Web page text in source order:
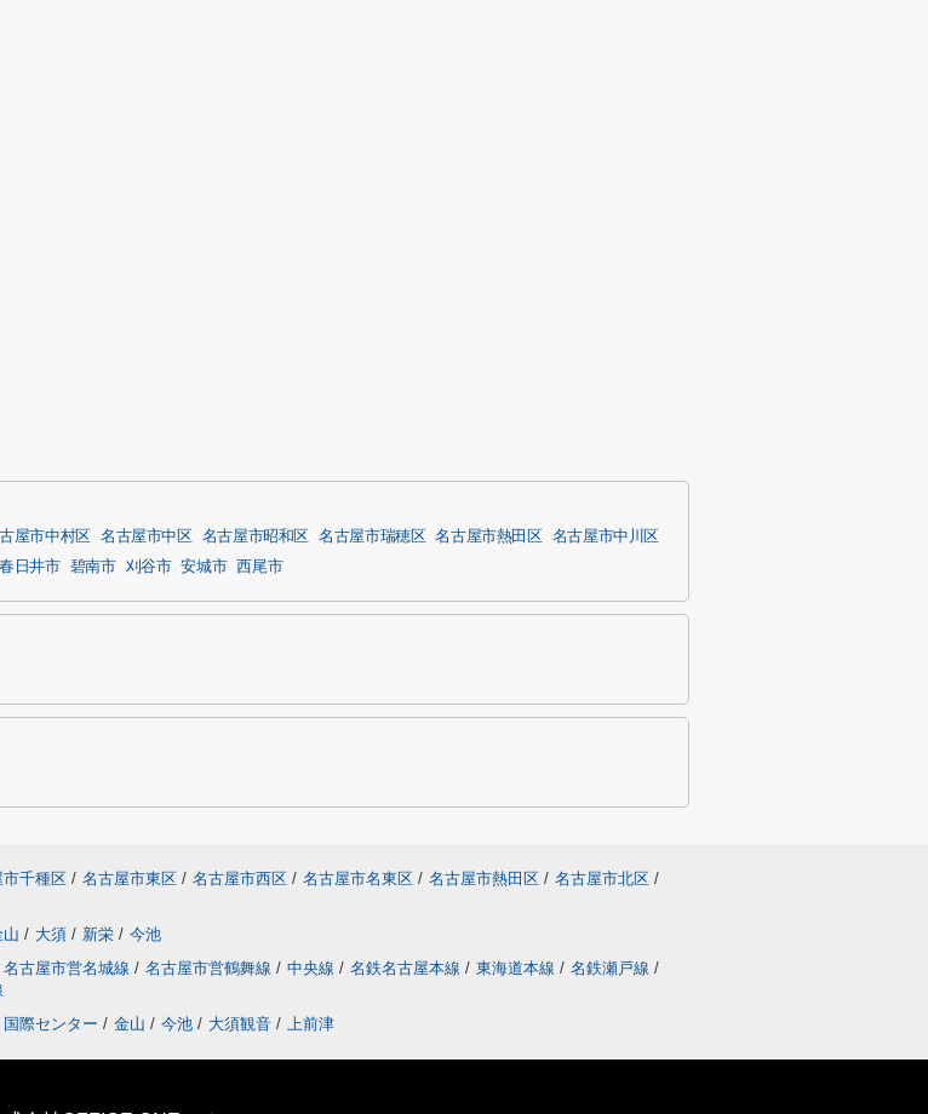
屋市中村区 名古屋市中区 名古屋市昭和区 名古屋市瑞穂区 名古屋市熱田区
名古屋市中川区
春日井市 碧南市 刈谷市 安城市 西尾市
市千種区 / 名古屋市東区 / 名古屋市西区 / 名古屋市名東区 / 名古屋市熱田区 / 名古屋市北区 /
山 / 大須 / 新栄 / 今池
名古屋市営名城線 / 名古屋市営鶴舞線 / 中央線 / 名鉄名古屋本線 / 東海道本線 / 名鉄瀬戸線 /
国際センター / 金山 / 今池 / 大須観音 / 上前津